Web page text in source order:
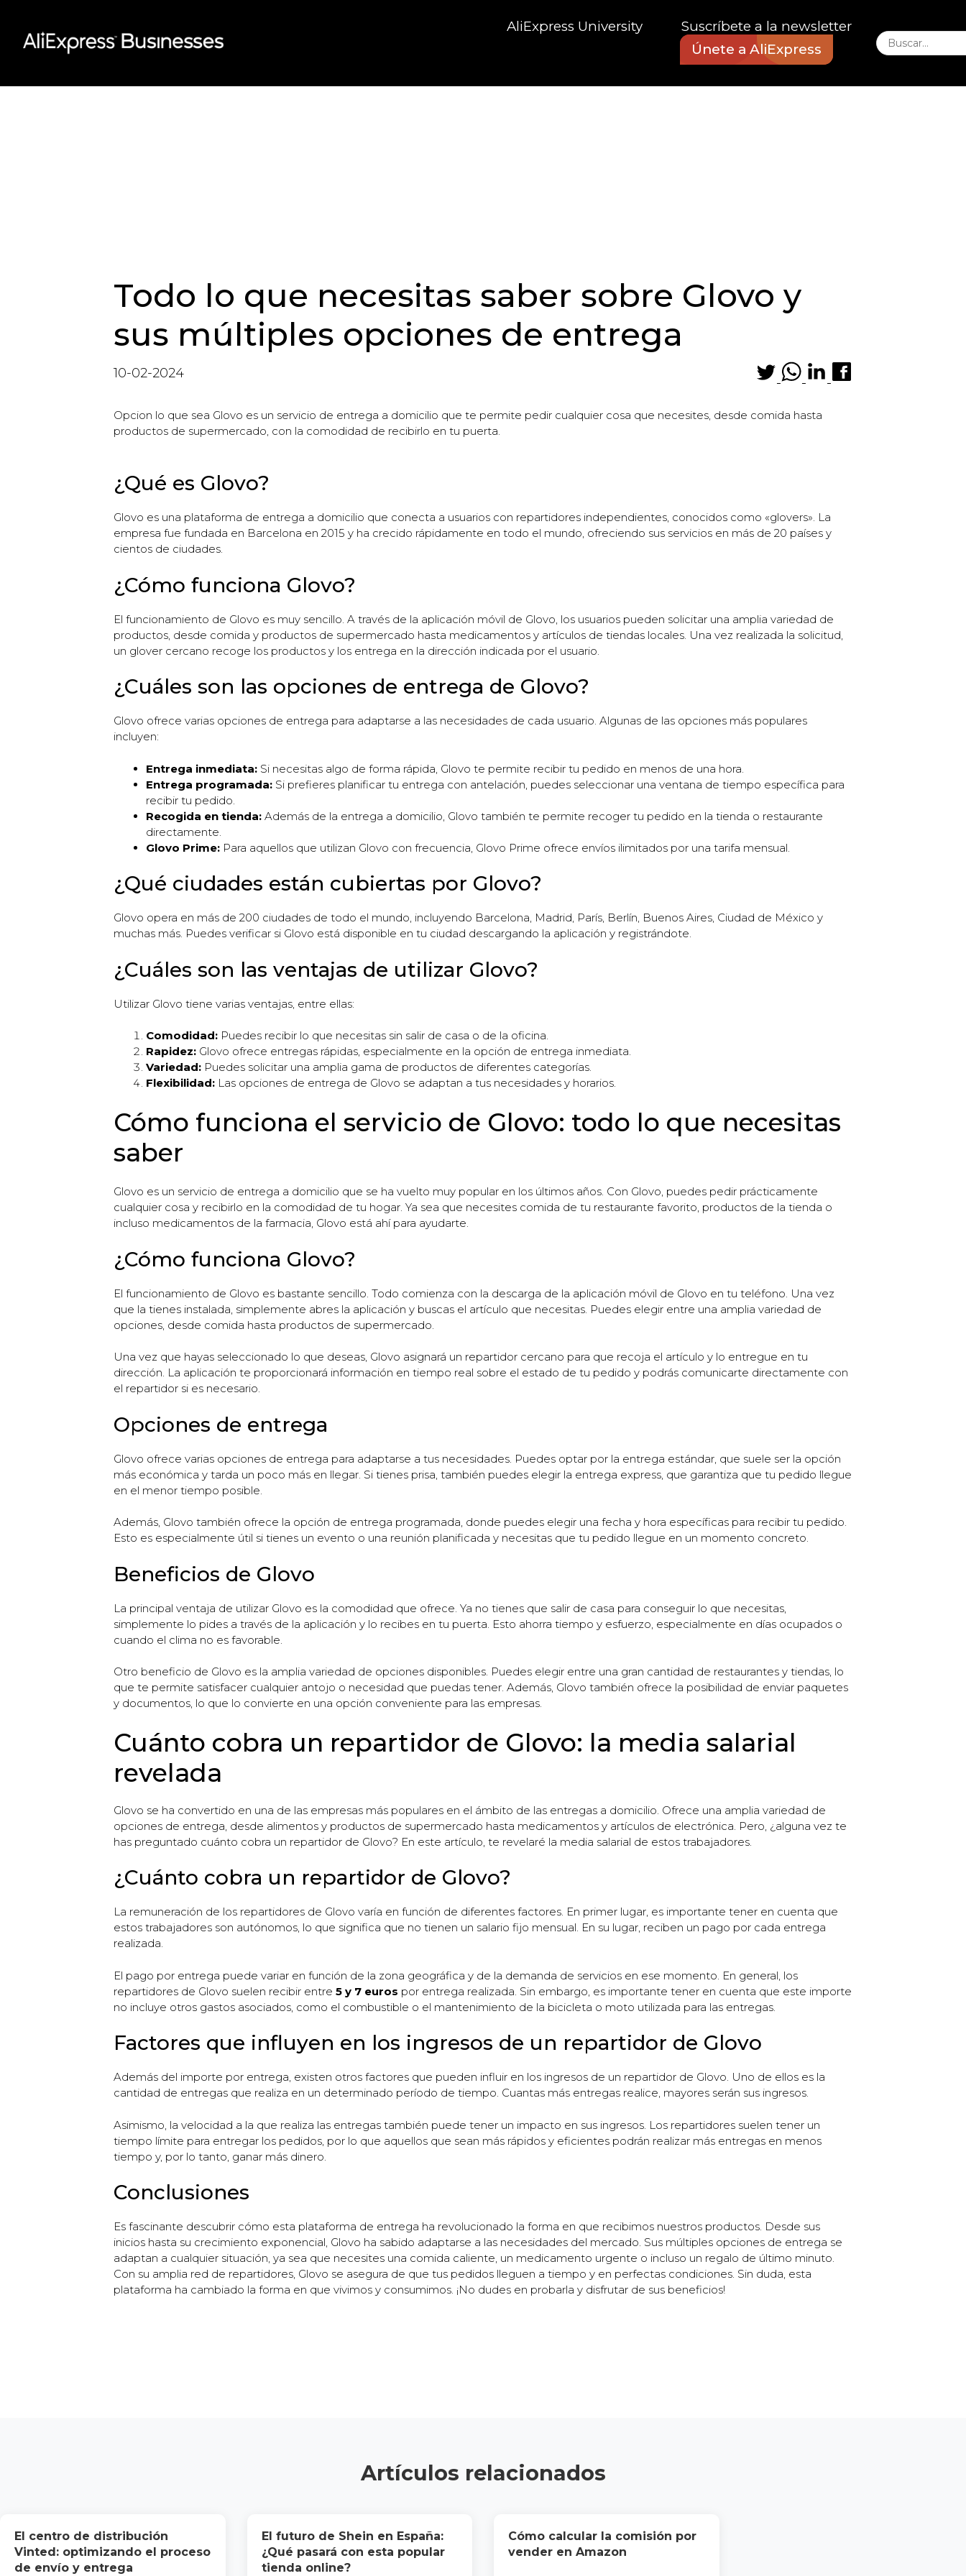
content
AliExpress University
Suscríbete a la newsletter
Únete a AliExpress
Todo lo que necesitas saber sobre Glovo y
sus múltiples opciones de entrega
10-02-2024
Opcion lo que sea Glovo es un servicio de entrega a domicilio que te permite pedir cualquier cosa que necesites, desde comida hasta
productos de supermercado, con la comodidad de recibirlo en tu puerta.
¿Qué es Glovo?
Glovo es una plataforma de entrega a domicilio que conecta a usuarios con repartidores independientes, conocidos como «glovers». La
empresa fue fundada en Barcelona en 2015 y ha crecido rápidamente en todo el mundo, ofreciendo sus servicios en más de 20 países y
cientos de ciudades.
¿Cómo funciona Glovo?
El funcionamiento de Glovo es muy sencillo. A través de la aplicación móvil de Glovo, los usuarios pueden solicitar una amplia variedad de
productos, desde comida y productos de supermercado hasta medicamentos y artículos de tiendas locales. Una vez realizada la solicitud,
un glover cercano recoge los productos y los entrega en la dirección indicada por el usuario.
¿Cuáles son las opciones de entrega de Glovo?
Glovo ofrece varias opciones de entrega para adaptarse a las necesidades de cada usuario. Algunas de las opciones más populares
incluyen:
Entrega inmediata: Si necesitas algo de forma rápida, Glovo te permite recibir tu pedido en menos de una hora.
Entrega programada: Si prefieres planificar tu entrega con antelación, puedes seleccionar una ventana de tiempo específica para
recibir tu pedido.
Recogida en tienda: Además de la entrega a domicilio, Glovo también te permite recoger tu pedido en la tienda o restaurante
directamente.
Glovo Prime: Para aquellos que utilizan Glovo con frecuencia, Glovo Prime ofrece envíos ilimitados por una tarifa mensual.
¿Qué ciudades están cubiertas por Glovo?
Glovo opera en más de 200 ciudades de todo el mundo, incluyendo Barcelona, Madrid, París, Berlín, Buenos Aires, Ciudad de México y
muchas más. Puedes verificar si Glovo está disponible en tu ciudad descargando la aplicación y registrándote.
¿Cuáles son las ventajas de utilizar Glovo?
Utilizar Glovo tiene varias ventajas, entre ellas:
Comodidad: Puedes recibir lo que necesitas sin salir de casa o de la oficina.
Rapidez: Glovo ofrece entregas rápidas, especialmente en la opción de entrega inmediata.
Variedad: Puedes solicitar una amplia gama de productos de diferentes categorías.
Flexibilidad: Las opciones de entrega de Glovo se adaptan a tus necesidades y horarios.
Cómo funciona el servicio de Glovo: todo lo que necesitas
saber
Glovo es un servicio de entrega a domicilio que se ha vuelto muy popular en los últimos años. Con Glovo, puedes pedir prácticamente
cualquier cosa y recibirlo en la comodidad de tu hogar. Ya sea que necesites comida de tu restaurante favorito, productos de la tienda o
incluso medicamentos de la farmacia, Glovo está ahí para ayudarte.
¿Cómo funciona Glovo?
El funcionamiento de Glovo es bastante sencillo. Todo comienza con la descarga de la aplicación móvil de Glovo en tu teléfono. Una vez
que la tienes instalada, simplemente abres la aplicación y buscas el artículo que necesitas. Puedes elegir entre una amplia variedad de
opciones, desde comida hasta productos de supermercado.
Una vez que hayas seleccionado lo que deseas, Glovo asignará un repartidor cercano para que recoja el artículo y lo entregue en tu
dirección. La aplicación te proporcionará información en tiempo real sobre el estado de tu pedido y podrás comunicarte directamente con
el repartidor si es necesario.
Opciones de entrega
Glovo ofrece varias opciones de entrega para adaptarse a tus necesidades. Puedes optar por la entrega estándar, que suele ser la opción
más económica y tarda un poco más en llegar. Si tienes prisa, también puedes elegir la entrega express, que garantiza que tu pedido llegue
en el menor tiempo posible.
Además, Glovo también ofrece la opción de entrega programada, donde puedes elegir una fecha y hora específicas para recibir tu pedido.
Esto es especialmente útil si tienes un evento o una reunión planificada y necesitas que tu pedido llegue en un momento concreto.
Beneficios de Glovo
La principal ventaja de utilizar Glovo es la comodidad que ofrece. Ya no tienes que salir de casa para conseguir lo que necesitas,
simplemente lo pides a través de la aplicación y lo recibes en tu puerta. Esto ahorra tiempo y esfuerzo, especialmente en días ocupados o
cuando el clima no es favorable.
Otro beneficio de Glovo es la amplia variedad de opciones disponibles. Puedes elegir entre una gran cantidad de restaurantes y tiendas, lo
que te permite satisfacer cualquier antojo o necesidad que puedas tener. Además, Glovo también ofrece la posibilidad de enviar paquetes
y documentos, lo que lo convierte en una opción conveniente para las empresas.
Cuánto cobra un repartidor de Glovo: la media salarial
revelada
Glovo se ha convertido en una de las empresas más populares en el ámbito de las entregas a domicilio. Ofrece una amplia variedad de
opciones de entrega, desde alimentos y productos de supermercado hasta medicamentos y artículos de electrónica. Pero, ¿alguna vez te
has preguntado cuánto cobra un repartidor de Glovo? En este artículo, te revelaré la media salarial de estos trabajadores.
¿Cuánto cobra un repartidor de Glovo?
La remuneración de los repartidores de Glovo varía en función de diferentes factores. En primer lugar, es importante tener en cuenta que
estos trabajadores son autónomos, lo que significa que no tienen un salario fijo mensual. En su lugar, reciben un pago por cada entrega
realizada.
El pago por entrega puede variar en función de la zona geográfica y de la demanda de servicios en ese momento. En general, los
repartidores de Glovo suelen recibir entre 5 y 7 euros por entrega realizada. Sin embargo, es importante tener en cuenta que este importe
no incluye otros gastos asociados, como el combustible o el mantenimiento de la bicicleta o moto utilizada para las entregas.
Factores que influyen en los ingresos de un repartidor de Glovo
Además del importe por entrega, existen otros factores que pueden influir en los ingresos de un repartidor de Glovo. Uno de ellos es la
cantidad de entregas que realiza en un determinado período de tiempo. Cuantas más entregas realice, mayores serán sus ingresos.
Asimismo, la velocidad a la que realiza las entregas también puede tener un impacto en sus ingresos. Los repartidores suelen tener un
tiempo límite para entregar los pedidos, por lo que aquellos que sean más rápidos y eficientes podrán realizar más entregas en menos
tiempo y, por lo tanto, ganar más dinero.
Conclusiones
Es fascinante descubrir cómo esta plataforma de entrega ha revolucionado la forma en que recibimos nuestros productos. Desde sus
inicios hasta su crecimiento exponencial, Glovo ha sabido adaptarse a las necesidades del mercado. Sus múltiples opciones de entrega se
adaptan a cualquier situación, ya sea que necesites una comida caliente, un medicamento urgente o incluso un regalo de último minuto.
Con su amplia red de repartidores, Glovo se asegura de que tus pedidos lleguen a tiempo y en perfectas condiciones. Sin duda, esta
plataforma ha cambiado la forma en que vivimos y consumimos. ¡No dudes en probarla y disfrutar de sus beneficios!
Artículos relacionados
El centro de distribución
Vinted: optimizando el proceso
de envío y entrega
El futuro de Shein en España:
¿Qué pasará con esta popular
tienda online?
Cómo calcular la comisión por
vender en Amazon